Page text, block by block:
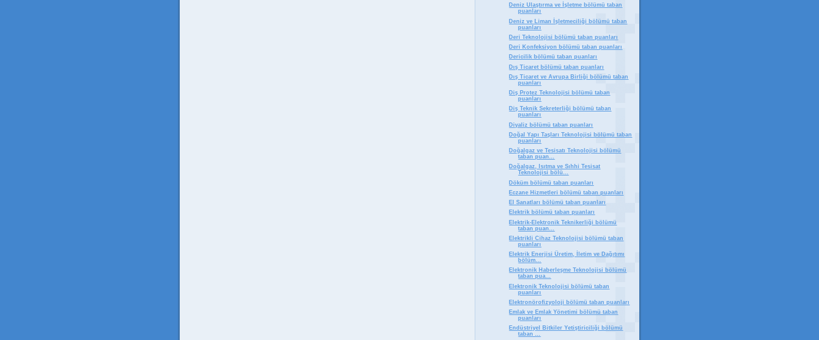
Deniz Ulaştırma ve İşletme bölümü taban
puanları
Deniz ve Liman İşletmeciliği bölümü taban
puanları
Deri Teknolojisi bölümü taban puanları
Deri Konfeksiyon bölümü taban puanları
Dericilik bölümü taban puanları
Dış Ticaret bölümü taban puanları
Dış Ticaret ve Avrupa Birliği bölümü taban
puanları
Diş Protez Teknolojisi bölümü taban
puanları
Diş Teknik Sekreterliği bölümü taban
puanları
Diyaliz bölümü taban puanları
Doğal Yapı Taşları Teknolojisi bölümü taban
puanları
Doğalgaz ve Tesisatı Teknolojisi bölümü
taban puan...
Doğalgaz, Isıtma ve Sıhhi Tesisat
Teknolojisi bölü...
Döküm bölümü taban puanları
Eczane Hizmetleri bölümü taban puanları
El Sanatları bölümü taban puanları
Elektrik bölümü taban puanları
Elektrik-Elektronik Teknikerliği bölümü
taban puan...
Elektrikli Cihaz Teknolojisi bölümü taban
puanları
Elektrik Enerjisi Üretim, İletim ve Dağıtımı
bölüm...
Elektronik Haberleşme Teknolojisi bölümü
taban pua...
Elektronik Teknolojisi bölümü taban
puanları
Elektronörofizyoloji bölümü taban puanları
Emlak ve Emlak Yönetimi bölümü taban
puanları
Endüstriyel Bitkiler Yetiştiriciliği bölümü
taban ...